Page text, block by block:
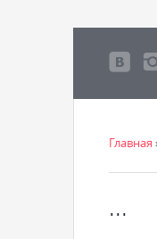
Главная
...